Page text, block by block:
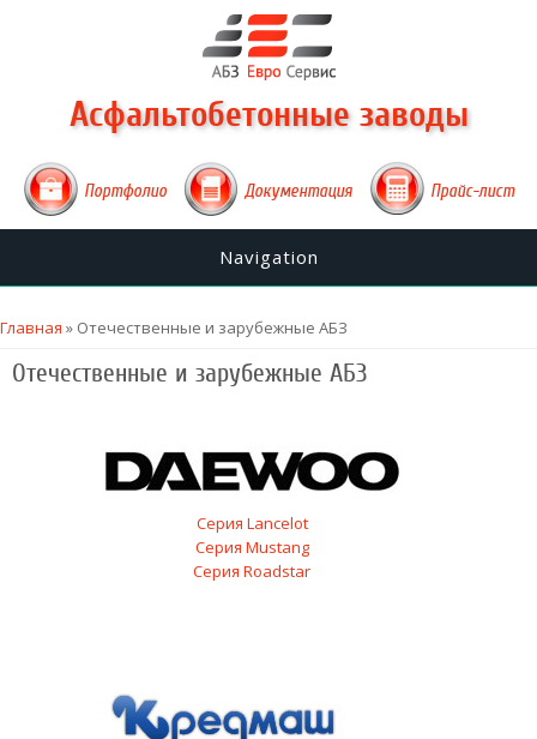
Асфальтобетонные заводы
Портфолио Документация Прайс-лист
Navigation
Вы здесь
Главная » Отечественные и зарубежные АБЗ
Отечественные и зарубежные АБЗ
Серия Lancelot
Серия Mustang
Серия Roadstar